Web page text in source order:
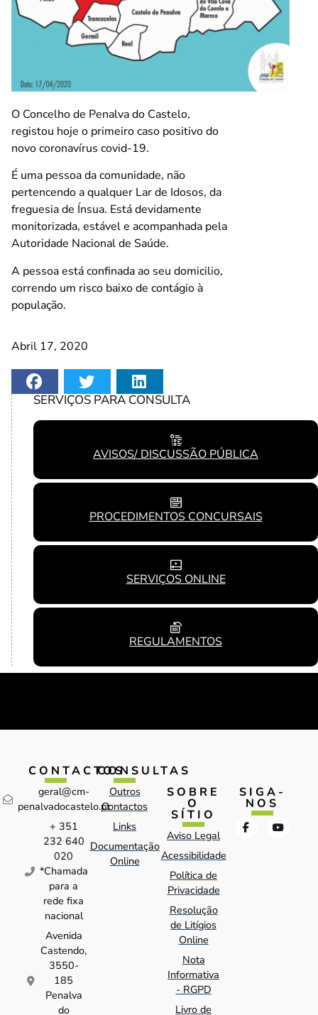
O Concelho de Penalva do Castelo,
registou hoje o primeiro caso positivo do
novo coronavírus covid-19.
É uma pessoa da comunidade, não
pertencendo a qualquer Lar de Idosos, da
freguesia de Ínsua. Está devidamente
monitorizada, estável e acompanhada pela
Autoridade Nacional de Saúde.
A pessoa está confinada ao seu domicilio,
correndo um risco baixo de contágio à
população.
Abril 17, 2020
SERVIÇOS PARA CONSULTA
AVISOS/ DISCUSSÃO PÚBLICA
PROCEDIMENTOS CONCURSAIS
SERVIÇOS ONLINE
REGULAMENTOS
CONTACTOS
geral@cm-
penalvadocastelo.pt
+ 351
232 640
020
*Chamada
para a
rede fixa
nacional
Avenida
Castendo,
3550-
185
Penalva
do
CONSULTAS
Outros
Contactos
Links
Documentação
Online
SOBRE
O
SÍTIO
Aviso Legal
Acessibilidade
Política de
Privacidade
Resolução
de Litígios
Online
Nota
Informativa
- RGPD
Livro de
SIGA-
NOS